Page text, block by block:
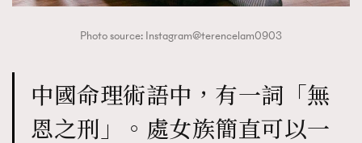
Photo source: Instagram@terencelam0903
中國命理術語中，有一詞「無
恩之刑」。處女族簡直可以一